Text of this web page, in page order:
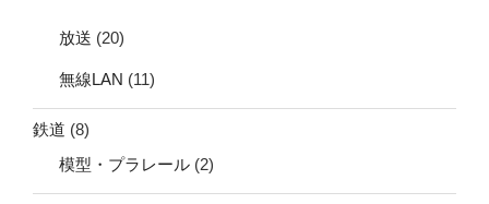
放送 (20)
無線LAN (11)
鉄道 (8)
模型・プラレール (2)